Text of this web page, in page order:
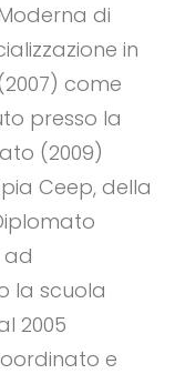
di
in
come
presso la
(2009)
Ceep, della
ad
la scuola
2005
e